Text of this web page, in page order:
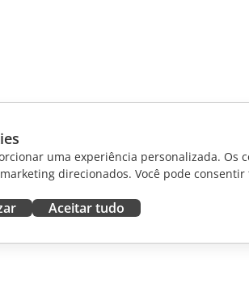
uma experiência personalizada.
direcionados. Você pode
Aceitar tudo